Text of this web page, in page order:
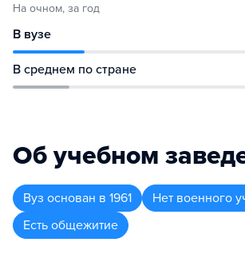
На очном, за год
В вузе
В среднем по стране
Об учебном
Вуз основан в 1961
Нет военного
Есть общежитие